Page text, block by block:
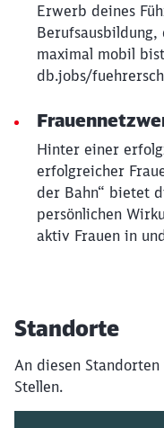
Erwerb deines
maximal mobil
db.jobs/
Hinter einer
erfolgreicher
der Bahn“ bietet
persönlichen
aktiv Frauen in
Standorte
An diesen
Stellen.